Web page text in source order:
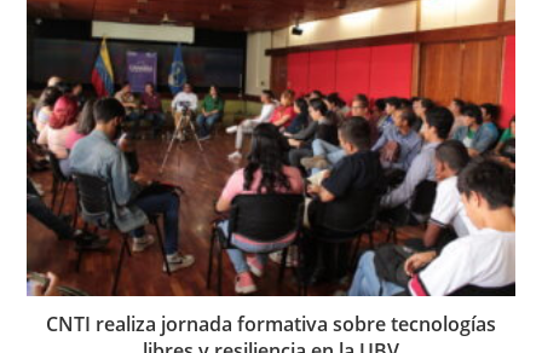
CNTI realiza jornada formativa sobre tecnologías